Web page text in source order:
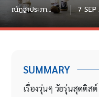
ณัฏฐาประภา
7
SUMMARY
เรื่องวุ่นๆ วัยรุ่นสุดติ